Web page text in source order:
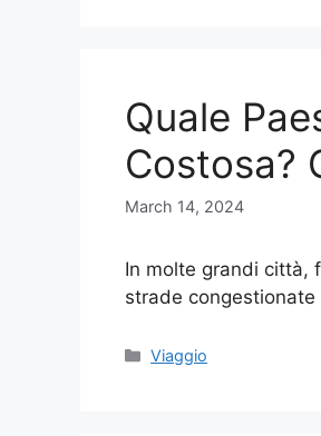
Quale
Costosa?
March 14, 2024
In molte grandi città,
strade
Categories
Viaggio